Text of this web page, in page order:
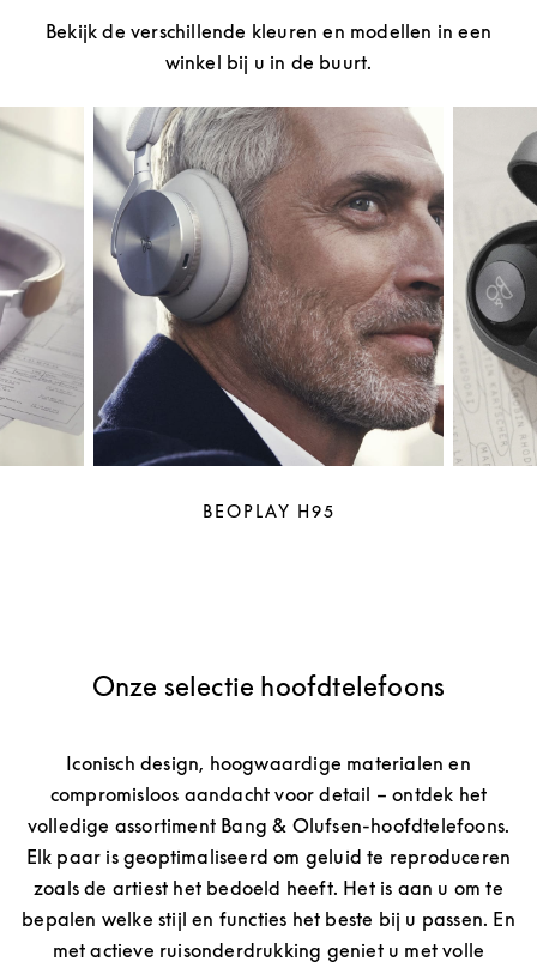
Bekijk de verschillende kleuren en modellen in een
winkel bij u in de buurt.
BEOPLAY H95
Onze selectie hoofdtelefoons
Iconisch design, hoogwaardige materialen en
compromisloos aandacht voor detail – ontdek het
volledige assortiment Bang & Olufsen-hoofdtelefoons.
Elk paar is geoptimaliseerd om geluid te reproduceren
zoals de artiest het bedoeld heeft. Het is aan u om te
bepalen welke stijl en functies het beste bij u passen. En
met actieve ruisonderdrukking geniet u met volle